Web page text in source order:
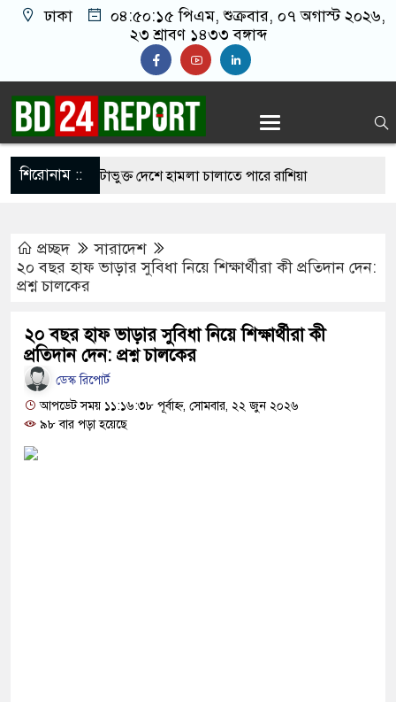
ঢাকা ০৪:৫০:১৬ পিএম, শুক্রবার, ০৭ অগাস্ট ২০২৬,
২৩ শ্রাবণ ১৪৩৩ বঙ্গাব্দ
শিরোনাম ::
করতে ন্যাটোভুক্ত দেশে হামলা চালাতে পারে রাশিয়া
মাথায় বোতল ছুঁড়লো কে, ভিডিওতে কী আছে?
অভিযোগে জাবি ছাত্রদলের যুগ্ম আহ্বায়ককে কারণ
মব সৃষ্টির সুযোগ নিতে পারে আওয়ামী লীগ:
প্রচ্ছদ
সারাদেশ
২০ বছর হাফ ভাড়ার সুবিধা নিয়ে শিক্ষার্থীরা কী প্রতিদান দেন:
প্রশ্ন চালকের
২০ বছর হাফ ভাড়ার সুবিধা নিয়ে শিক্ষার্থীরা কী
প্রতিদান দেন: প্রশ্ন চালকের
ডেস্ক রিপোর্ট
আপডেট সময় ১১:১৬:৩৮ পূর্বাহ্ন, সোমবার, ২২ জুন ২০২৬
৯৮ বার পড়া হয়েছে